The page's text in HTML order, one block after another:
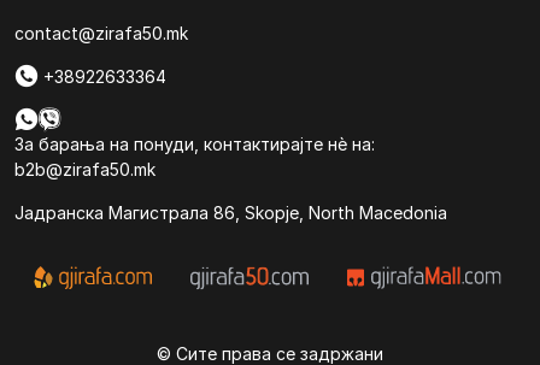
contact@zirafa50.mk
+38922633364
За барања на понуди, контактирајте нѐ на:
b2b@zirafa50.mk
Jадранска Магистрала 86, Skopje, North Macedonia
© Сите права се задржани